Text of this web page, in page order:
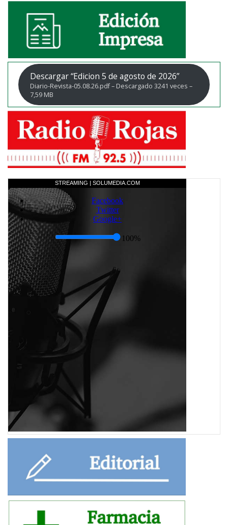
Descargar “Edicion 5 de agosto de 2026”
Diario-Revista-05.08.26.pdf – Descargado 3241 veces –
7,59 MB